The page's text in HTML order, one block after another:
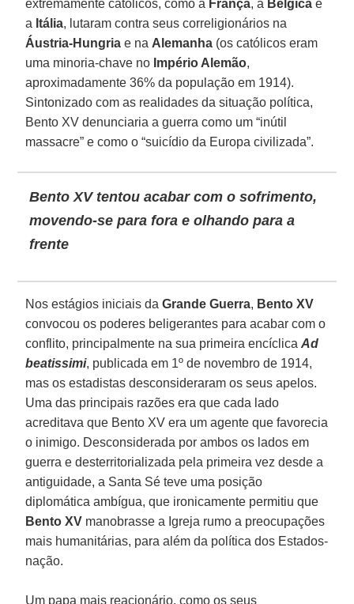
extremamente católicos, como a França, a Bélgica e
a Itália, lutaram contra seus correligionários na
Áustria-Hungria e na Alemanha (os católicos eram
uma minoria-chave no Império Alemão,
aproximadamente 36% da população em 1914).
Sintonizado com as realidades da situação política,
Bento XV denunciaria a guerra como um “inútil
massacre” e como o “suicídio da Europa civilizada”.
Bento XV tentou acabar com o sofrimento,
movendo-se para fora e olhando para a
frente
Nos estágios iniciais daGrande Guerra, Bento XV
convocou os poderes beligerantes para acabar com o
conflito, principalmente na sua primeira encíclicaAd
beatissimi, publicada em 1º de novembro de 1914,
mas os estadistas desconsideraram os seus apelos.
Uma das principais razões era que cada lado
acreditava que Bento XV era um agente que favorecia
o inimigo. Desconsiderada por ambos os lados em
guerra e desterritorializada pela primeira vez desde a
antiguidade, a Santa Sé teve uma posição
diplomática ambígua, que ironicamente permitiu que
Bento XV manobrasse a Igreja rumo a preocupações
mais humanitárias, para além da política dos Estados-
nação.
Um papa mais reacionário, como os seus